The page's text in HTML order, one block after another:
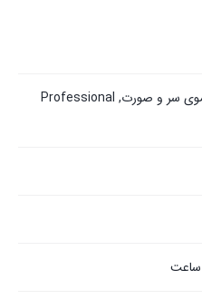
ماشین اصلاح موی سر و صورت, Professional